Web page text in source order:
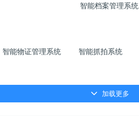
智能档案管理系统
智能物证管理系统 智能抓拍系统
加载更多